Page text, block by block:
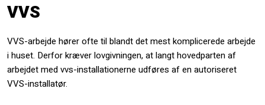
VVS​
VVS-arbejde hører ofte til blandt det mest komplicerede arbejde
i huset. Derfor kræver lovgivningen, at langt hovedparten af
arbejdet med vvs-installationerne udføres af en autoriseret
VVS-installatør.